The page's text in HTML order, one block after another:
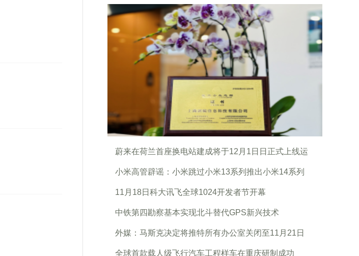
蔚来在荷兰首座换电站建成将于12月1日日正式上线运
小米高管辟谣：小米跳过小米13系列推出小米14系列
11月18日科大讯飞全球1024开发者节开幕
中铁第四勘察基本实现北斗替代GPS新兴技术
外媒：马斯克决定将推特所有办公室关闭至11月21日
全球首款载人级飞行汽车工程样车在重庆研制成功